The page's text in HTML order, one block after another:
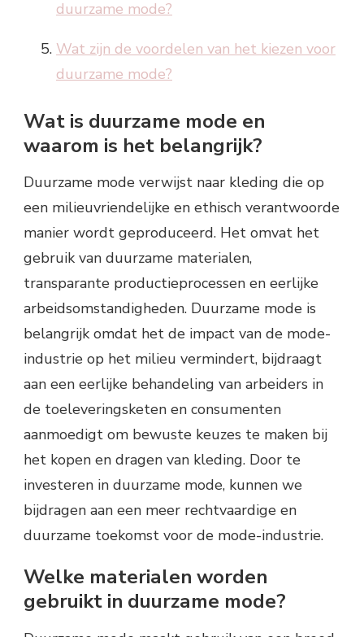
duurzame mode?
Wat zijn de voordelen van het kiezen voor
duurzame mode?
Wat is duurzame mode en
waarom is het belangrijk?
Duurzame mode verwijst naar kleding die op
een milieuvriendelijke en ethisch verantwoorde
manier wordt geproduceerd. Het omvat het
gebruik van duurzame materialen,
transparante productieprocessen en eerlijke
arbeidsomstandigheden. Duurzame mode is
belangrijk omdat het de impact van de mode-
industrie op het milieu vermindert, bijdraagt
aan een eerlijke behandeling van arbeiders in
de toeleveringsketen en consumenten
aanmoedigt om bewuste keuzes te maken bij
het kopen en dragen van kleding. Door te
investeren in duurzame mode, kunnen we
bijdragen aan een meer rechtvaardige en
duurzame toekomst voor de mode-industrie.
Welke materialen worden
gebruikt in duurzame mode?